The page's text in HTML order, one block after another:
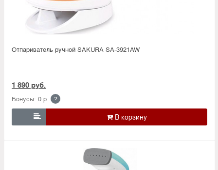
Отпариватель ручной SAKURA SA-3921AW
1 890 руб.
Бонусы: 0 р. ?
